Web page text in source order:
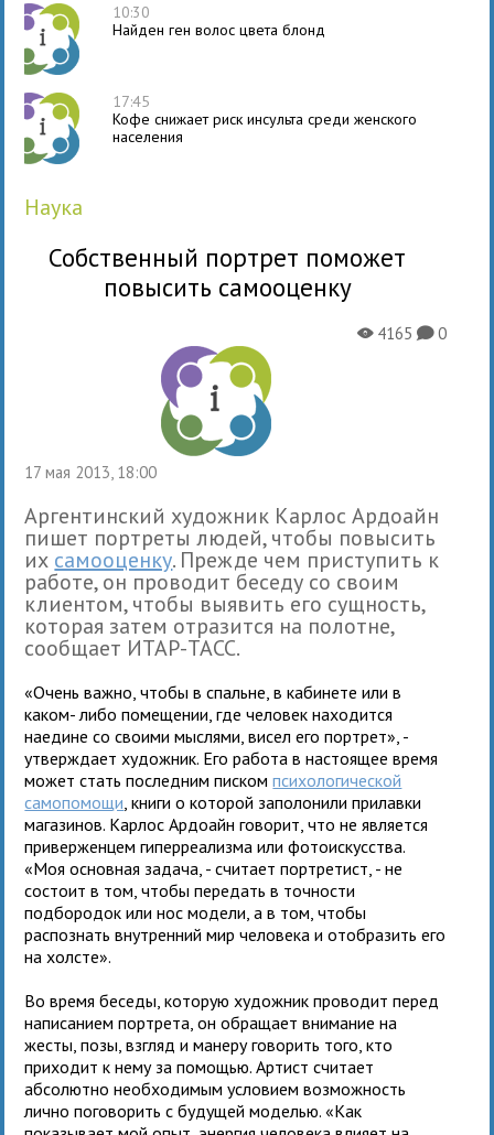
10:30
Найден ген волос цвета блонд
17:45
Кофе снижает риск инсульта среди женского
населения
наука
Собственный портрет поможет
повысить самооценку
17 мая 2013, 18:00
X4165K0
Аргентинский художник Карлос Ардоайн
пишет портреты людей, чтобы повысить
их самооценку. Прежде чем приступить к
работе, он проводит беседу со своим
клиентом, чтобы выявить его сущность,
которая затем отразится на полотне,
сообщает ИТАР-ТАСС.
«Очень важно, чтобы в спальне, в кабинете или в
каком- либо помещении, где человек находится
наедине со своими мыслями, висел его портрет», -
утверждает художник. Его работа в настоящее время
может стать последним пискомпсихологической
самопомощи , книги о которой заполонили прилавки
магазинов. Карлос Ардоайн говорит, что не является
приверженцем гиперреализма или фотоискусства.
«Моя основная задача, - считает портретист, - не
состоит в том, чтобы передать в точности
подбородок или нос модели, а в том, чтобы
распознать внутренний мир человека и отобразить его
на холсте».
Во время беседы, которую художник проводит перед
написанием портрета, он обращает внимание на
жесты, позы, взгляд и манеру говорить того, кто
приходит к нему за помощью. Артист считает
абсолютно необходимым условием возможность
лично поговорить с будущей моделью. «Как